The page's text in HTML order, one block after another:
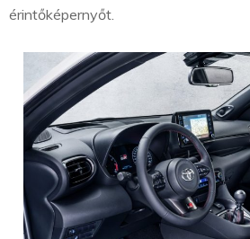
érintőképernyőt.